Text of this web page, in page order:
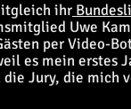
ihr
Uwe
per Video-
es mein erstes
Jury, die mich